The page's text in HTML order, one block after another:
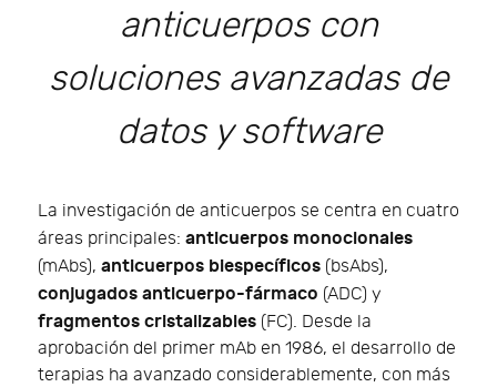
anticuerpos con
soluciones avanzadas de
datos y software
La investigación de anticuerpos se centra en cuatro
áreas principales: anticuerpos monoclonales
(mAbs), anticuerpos biespecíficos (bsAbs),
conjugados anticuerpo-fármaco (ADC) y
fragmentos cristalizables (FC). Desde la
aprobación del primer mAb en 1986, el desarrollo de
terapias ha avanzado considerablemente, con más